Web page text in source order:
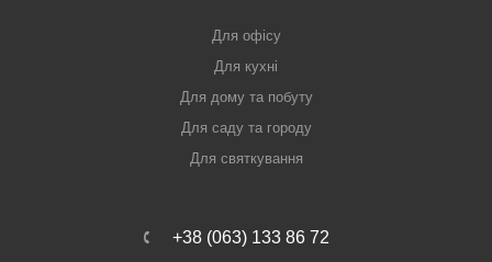
Для офісу
Для кухні
Для дому та побуту
Для саду та городу
Для святкування
+38 (063) 133 86 72